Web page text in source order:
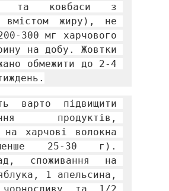
та ковбаси з
вмістом жиру), не
300 мг харчового
на добу. Жовтки
обмежити до 2-4
варто підвищити
продуктів,
на харчові волокна
25-30 г).
споживання на
1 апельсина,
та 1/2